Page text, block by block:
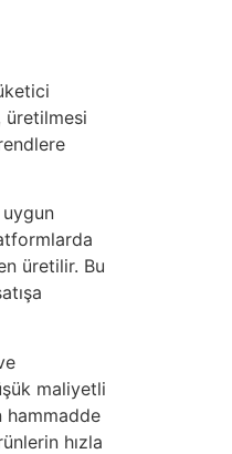
üretilmesi
üretilir. Bu
maliyetli
hammadde
hızla